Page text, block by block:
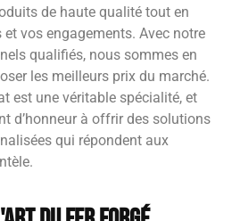
de haute qualité tout en
vos engagements. Avec notre
qualifiés, nous sommes en
les meilleurs prix du marché.
est une véritable spécialité, et
d’honneur à offrir des solutions
qui répondent aux